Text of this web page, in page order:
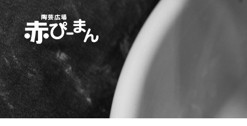
イベント・出張陶芸・体験陶芸は